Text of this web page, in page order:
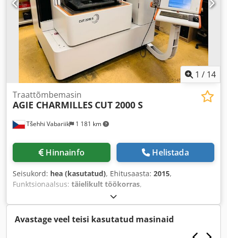
1 / 14
Tšehhi Vabariik 1 181 km
Traattõmbemasin
AGIE CHARMILLES CUT 2000 S
Hinnainfo Helistada
Seisukord: hea (kasutatud), Ehitusaasta: 2015,
Funktsionaalsus: täielikult töökorras,
Avastage veel teisi kasutatud masinaid